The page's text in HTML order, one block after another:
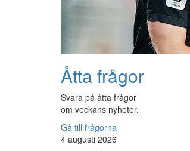
Åtta frågor
Svara på åtta frågor
om veckans nyheter.
Gå till frågorna
4 augusti 2026